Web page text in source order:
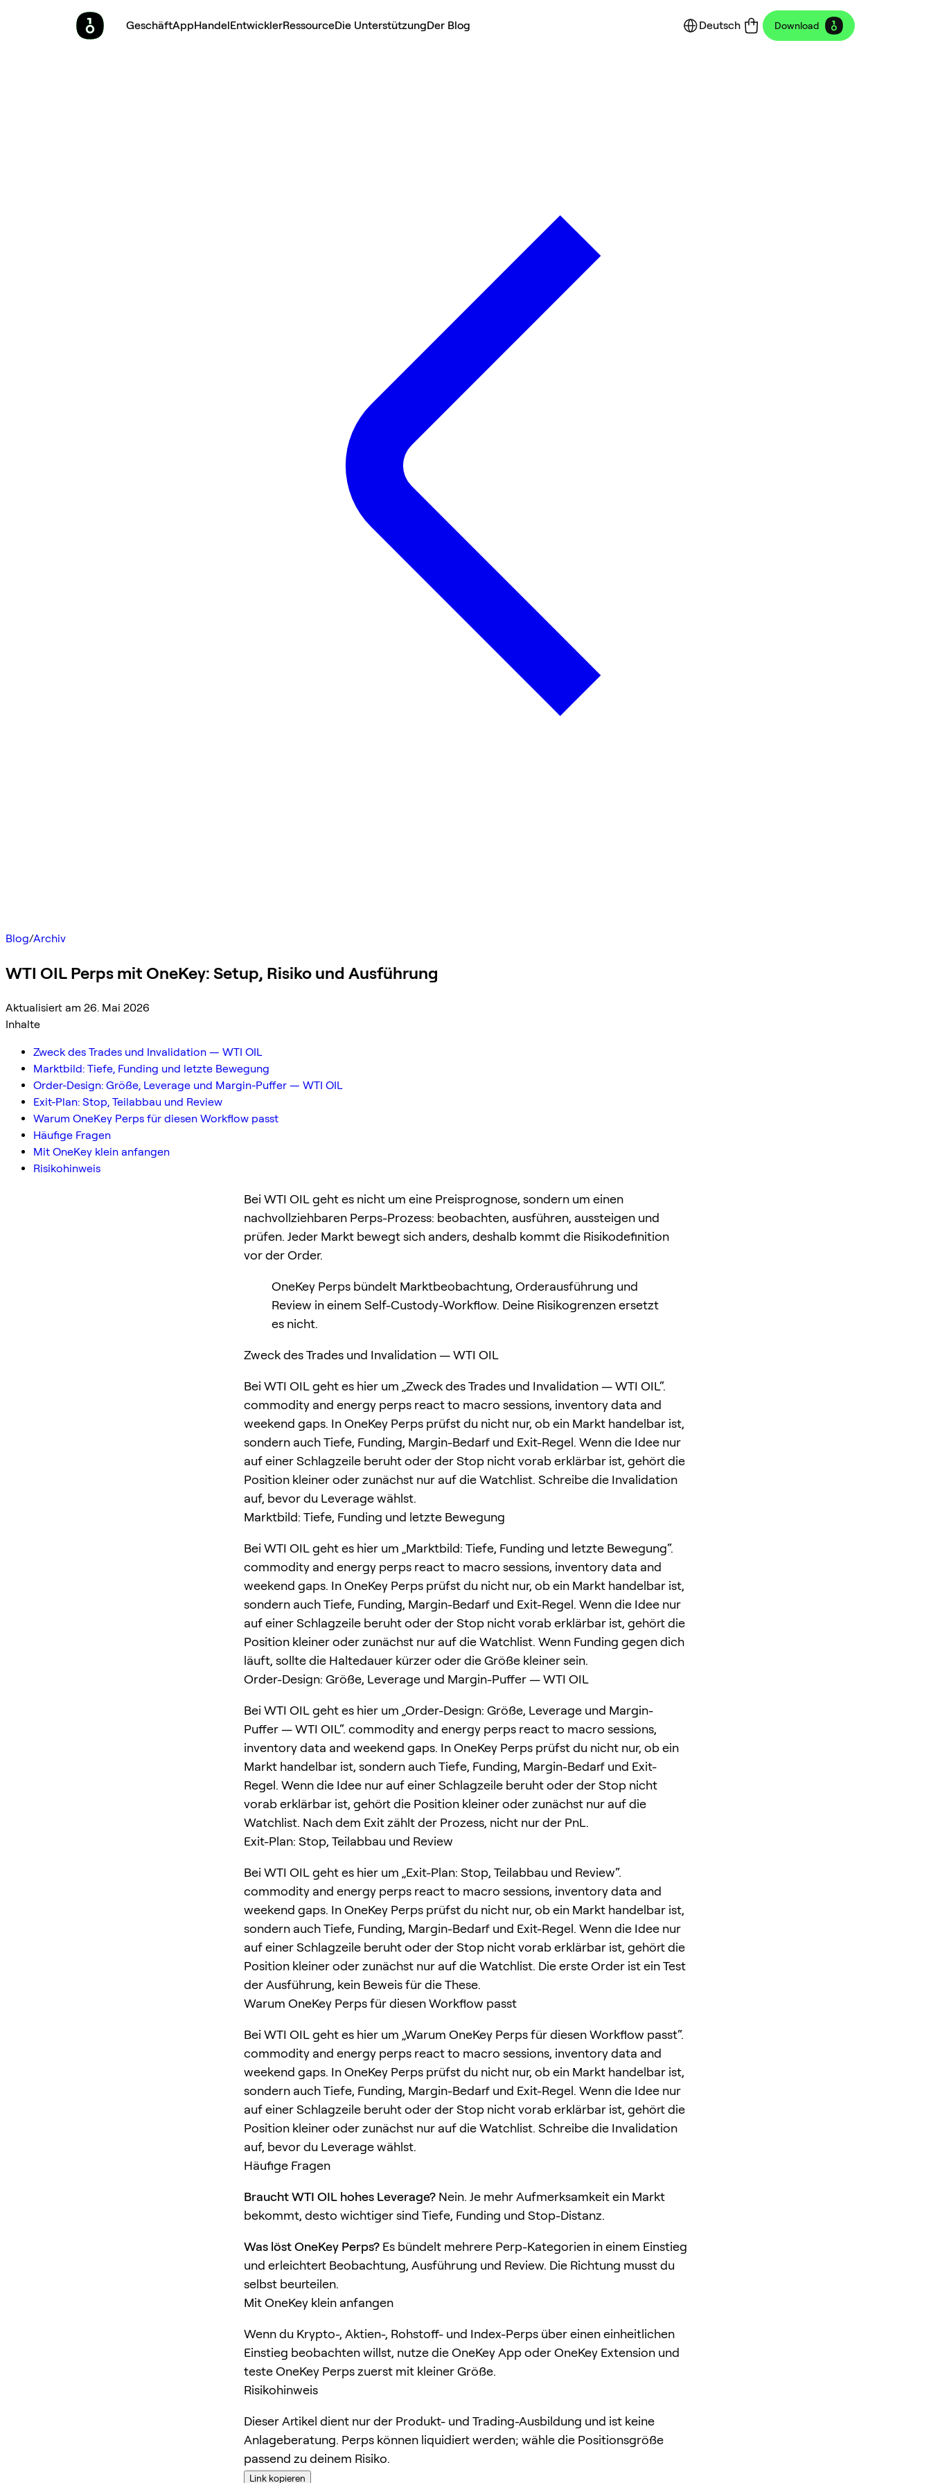
GeschäftAppHandelEntwicklerRessourceDie UnterstützungDer Blog Deutsch Download
Blog/Archiv
WTI OIL Perps mit OneKey: Setup, Risiko und Ausführung
Aktualisiert am 26. Mai 2026
Inhalte
Zweck des Trades und Invalidation — WTI OIL
Marktbild: Tiefe, Funding und letzte Bewegung
Order-Design: Größe, Leverage und Margin-Puffer — WTI OIL
Exit-Plan: Stop, Teilabbau und Review
Warum OneKey Perps für diesen Workflow passt
Häufige Fragen
Mit OneKey klein anfangen
Risikohinweis
Bei WTI OIL geht es nicht um eine Preisprognose, sondern um einen
nachvollziehbaren Perps-Prozess: beobachten, ausführen, aussteigen und
prüfen. Jeder Markt bewegt sich anders, deshalb kommt die Risikodefinition
vor der Order.
OneKey Perps bündelt Marktbeobachtung, Orderausführung und
Review in einem Self-Custody-Workflow. Deine Risikogrenzen ersetzt
es nicht.
Zweck des Trades und Invalidation — WTI OIL
Bei WTI OIL geht es hier um „Zweck des Trades und Invalidation — WTI OIL“.
commodity and energy perps react to macro sessions, inventory data and
weekend gaps. In OneKey Perps prüfst du nicht nur, ob ein Markt handelbar ist,
sondern auch Tiefe, Funding, Margin-Bedarf und Exit-Regel. Wenn die Idee nur
auf einer Schlagzeile beruht oder der Stop nicht vorab erklärbar ist, gehört die
Position kleiner oder zunächst nur auf die Watchlist. Schreibe die Invalidation
auf, bevor du Leverage wählst.
Marktbild: Tiefe, Funding und letzte Bewegung
Bei WTI OIL geht es hier um „Marktbild: Tiefe, Funding und letzte Bewegung“.
commodity and energy perps react to macro sessions, inventory data and
weekend gaps. In OneKey Perps prüfst du nicht nur, ob ein Markt handelbar ist,
sondern auch Tiefe, Funding, Margin-Bedarf und Exit-Regel. Wenn die Idee nur
auf einer Schlagzeile beruht oder der Stop nicht vorab erklärbar ist, gehört die
Position kleiner oder zunächst nur auf die Watchlist. Wenn Funding gegen dich
läuft, sollte die Haltedauer kürzer oder die Größe kleiner sein.
Order-Design: Größe, Leverage und Margin-Puffer — WTI OIL
Bei WTI OIL geht es hier um „Order-Design: Größe, Leverage und Margin-
Puffer — WTI OIL“. commodity and energy perps react to macro sessions,
inventory data and weekend gaps. In OneKey Perps prüfst du nicht nur, ob ein
Markt handelbar ist, sondern auch Tiefe, Funding, Margin-Bedarf und Exit-
Regel. Wenn die Idee nur auf einer Schlagzeile beruht oder der Stop nicht
vorab erklärbar ist, gehört die Position kleiner oder zunächst nur auf die
Watchlist. Nach dem Exit zählt der Prozess, nicht nur der PnL.
Exit-Plan: Stop, Teilabbau und Review
Bei WTI OIL geht es hier um „Exit-Plan: Stop, Teilabbau und Review“.
commodity and energy perps react to macro sessions, inventory data and
weekend gaps. In OneKey Perps prüfst du nicht nur, ob ein Markt handelbar ist,
sondern auch Tiefe, Funding, Margin-Bedarf und Exit-Regel. Wenn die Idee nur
auf einer Schlagzeile beruht oder der Stop nicht vorab erklärbar ist, gehört die
Position kleiner oder zunächst nur auf die Watchlist. Die erste Order ist ein Test
der Ausführung, kein Beweis für die These.
Warum OneKey Perps für diesen Workflow passt
Bei WTI OIL geht es hier um „Warum OneKey Perps für diesen Workflow passt“.
commodity and energy perps react to macro sessions, inventory data and
weekend gaps. In OneKey Perps prüfst du nicht nur, ob ein Markt handelbar ist,
sondern auch Tiefe, Funding, Margin-Bedarf und Exit-Regel. Wenn die Idee nur
auf einer Schlagzeile beruht oder der Stop nicht vorab erklärbar ist, gehört die
Position kleiner oder zunächst nur auf die Watchlist. Schreibe die Invalidation
auf, bevor du Leverage wählst.
Häufige Fragen
Braucht WTI OIL hohes Leverage? Nein. Je mehr Aufmerksamkeit ein Markt
bekommt, desto wichtiger sind Tiefe, Funding und Stop-Distanz.
Was löst OneKey Perps? Es bündelt mehrere Perp-Kategorien in einem Einstieg
und erleichtert Beobachtung, Ausführung und Review. Die Richtung musst du
selbst beurteilen.
Mit OneKey klein anfangen
Wenn du Krypto-, Aktien-, Rohstoff- und Index-Perps über einen einheitlichen
Einstieg beobachten willst, nutze die OneKey App oder OneKey Extension und
teste OneKey Perps zuerst mit kleiner Größe.
Risikohinweis
Dieser Artikel dient nur der Produkt- und Trading-Ausbildung und ist keine
Anlageberatung. Perps können liquidiert werden; wähle die Positionsgröße
passend zu deinem Risiko.
Link kopieren